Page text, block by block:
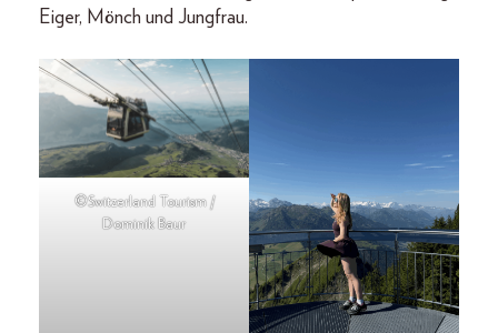
Eiger, Mönch und Jungfrau.
©Switzerland Tourism /
Dominik Baur